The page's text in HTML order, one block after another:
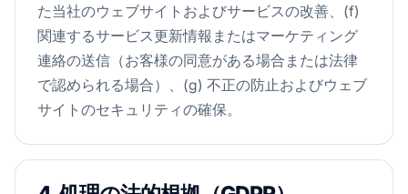
た当社のウェブサイトおよびサービスの改善、(f)
関連するサービス更新情報またはマーケティング
連絡の送信（お客様の同意がある場合または法律
で認められる場合）、(g) 不正の防止およびウェブ
サイトのセキュリティの確保。